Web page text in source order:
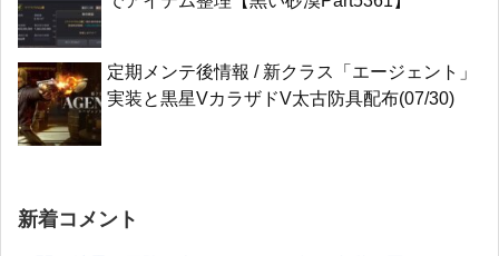
定期メンテ後情報 / 新クラス「エージェント」
実装と黒星VカラザドV太古防具配布(07/30)
新着コメント